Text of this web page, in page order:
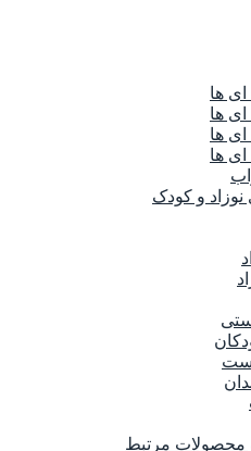
ها
ها
ها
ها
نوزاد و کودک
محصولات مرتبط